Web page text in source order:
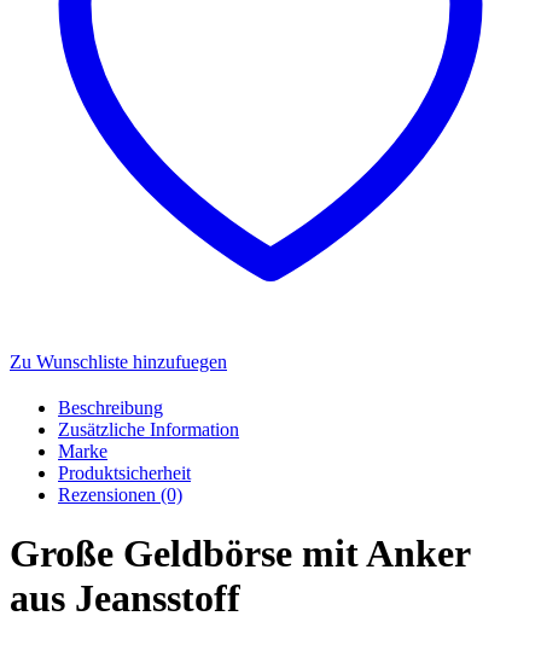
Zu Wunschliste hinzufuegen
Beschreibung
Zusätzliche Information
Marke
Produktsicherheit
Rezensionen (0)
Große Geldbörse mit Anker
aus Jeansstoff